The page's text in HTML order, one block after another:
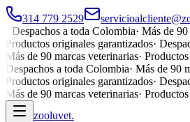
314 779 2529
Despachos a toda Colombia· Más de 90
Productos originales garantizados·
Más de 90 marcas veterinarias·
Despachos a toda Colombia· Más de 90
Productos originales garantizados·
Más de 90 marcas veterinarias·
zooluvet.